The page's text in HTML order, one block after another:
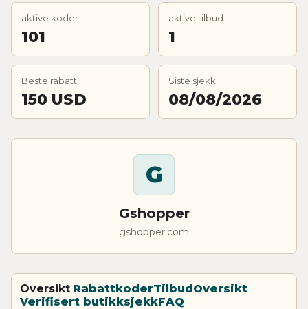
aktive koder
101
aktive tilbud
1
Beste rabatt
150 USD
Siste sjekk
08/08/2026
G
Gshopper
gshopper.com
Oversikt RabattkoderTilbudOversikt
Verifisert butikksjekkFAQ